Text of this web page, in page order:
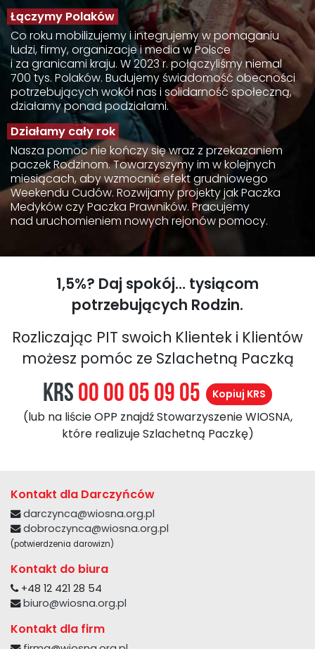
Łączymy Polaków
Co roku mobilizujemy i integrujemy w pomaganiu
ludzi, firmy, organizacje i media w Polsce
i za granicami kraju. W 2023 r. połączyliśmy niemal
700 tys. Polaków. Budujemy świadomość obecności
potrzebujących wokół nas i solidarność społeczną,
działamy ponad podziałami.
Działamy cały rok
Nasza pomoc nie kończy się wraz z przekazaniem
paczek Rodzinom. Towarzyszymy im w kolejnych
miesiącach, aby wzmocnić efekt grudniowego
Weekendu Cudów. Rozwijamy projekty jak Paczka
Medyków czy Paczka Prawników. Pracujemy
nad uruchomieniem nowych rejonów pomocy.
1,5%? Daj spokój… tysiącom
potrzebujących Rodzin.
Rozliczając PIT swoich Klientek i Klientów
możesz pomóc ze Szlachetną Paczką
KRS 00 00 05 09 05 Kopiuj KRS
(lub na liście OPP znajdź Stowarzyszenie WIOSNA,
które realizuje Szlachetną Paczkę)
Kontakt dla Darczyńców
darczynca@wiosna.org.pl
dobroczynca@wiosna.org.pl
(potwierdzenia darowizn)
Kontakt do biura
+48 12 421 28 54
biuro@wiosna.org.pl
Kontakt dla firm